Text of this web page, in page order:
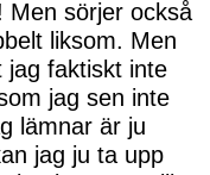
Men sörjer också
liksom. Men
jag faktiskt inte
jag sen inte
lämnar är ju
jag ju ta upp